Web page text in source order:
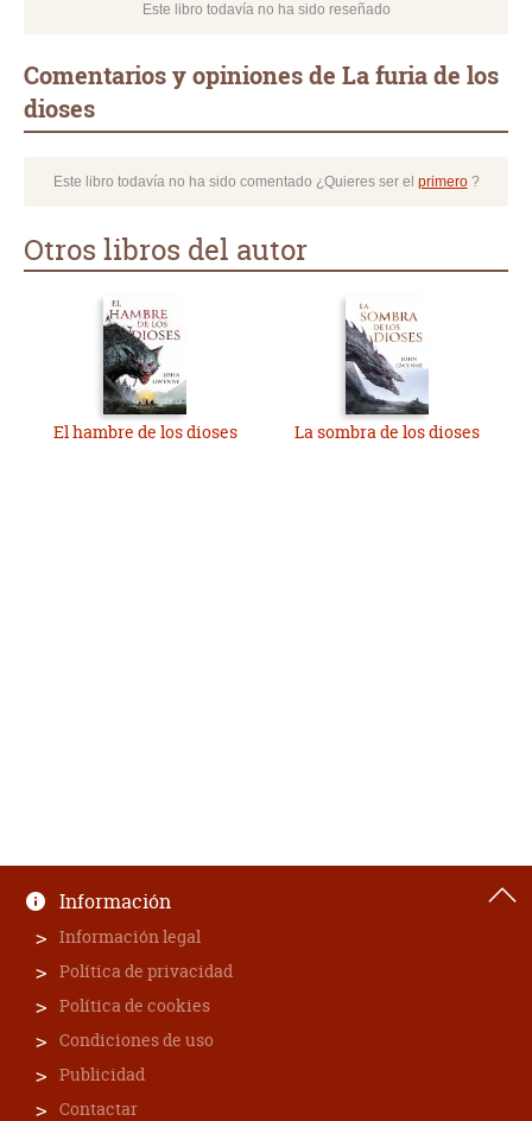
Este libro todavía no ha sido reseñado
Comentarios y opiniones de La furia de los
dioses
Este libro todavía no ha sido comentado ¿Quieres ser el primero?
Otros libros del autor
El hambre de los dioses La sombra de los dioses
Información
Información legal
Política de privacidad
Política de cookies
Condiciones de uso
Publicidad
Contactar